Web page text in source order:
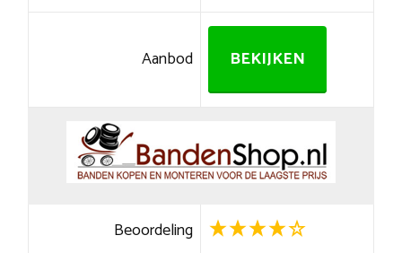
Aanbod BEKIJKEN
Beoordeling